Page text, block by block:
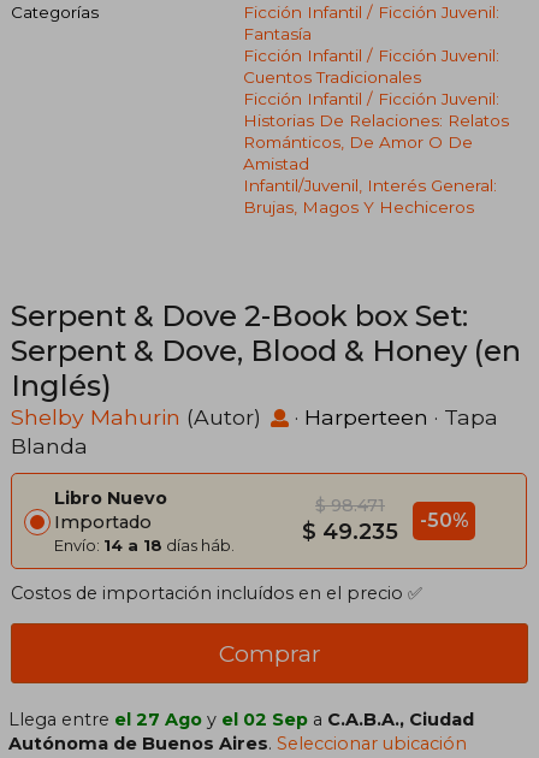
Categorías
Ficción Infantil / Ficción Juvenil:
Fantasía
Ficción Infantil / Ficción Juvenil:
Cuentos Tradicionales
Ficción Infantil / Ficción Juvenil:
Historias De Relaciones: Relatos
Románticos, De Amor O De
Amistad
Infantil/juvenil, Interés General:
Brujas, Magos Y Hechiceros
Serpent & Dove 2-Book box Set:
Serpent & Dove, Blood & Honey (en
Inglés)
Shelby Mahurin (Autor) · Harperteen · Tapa
Blanda
Libro Nuevo
Importado
Envío: 14 a 18 días háb.
$ 98.471
$ 49.235 -50%
Costos de importación incluídos en el precio ✅
Comprar
Llega entre el 27 Ago y el 02 Sep a C.A.B.A., Ciudad
Autónoma de Buenos Aires.Seleccionar ubicación